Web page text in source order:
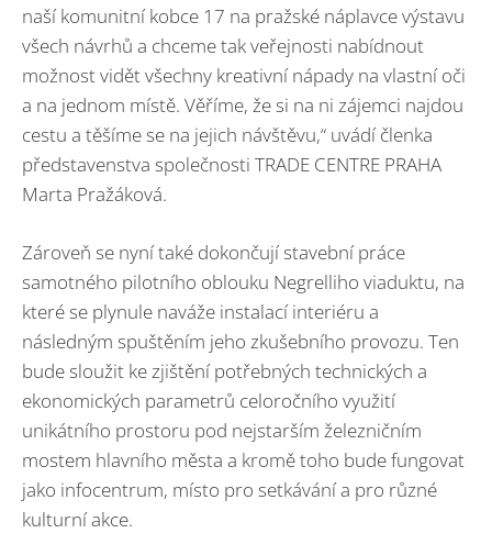
naší komunitní kobce 17 na pražské náplavce výstavu
všech návrhů a chceme tak veřejnosti nabídnout
možnost vidět všechny kreativní nápady na vlastní oči
a na jednom místě. Věříme, že si na ni zájemci najdou
cestu a těšíme se na jejich návštěvu,“ uvádí členka
představenstva společnosti TRADE CENTRE PRAHA
Marta Pražáková.
Zároveň se nyní také dokončují stavební práce
samotného pilotního oblouku Negrelliho viaduktu, na
které se plynule naváže instalací interiéru a
následným spuštěním jeho zkušebního provozu. Ten
bude sloužit ke zjištění potřebných technických a
ekonomických parametrů celoročního využití
unikátního prostoru pod nejstarším železničním
mostem hlavního města a kromě toho bude fungovat
jako infocentrum, místo pro setkávání a pro různé
kulturní akce.